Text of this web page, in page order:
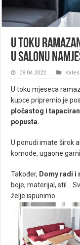
U toku
u salonu
08.04.2022.
U toku mjeseca
kupce pripremio je
pločastog i
popusta.
U ponudi imate širok
komode, ugaone
Također, Domy radi i
boje, materijal, stil…
želje ispunimo.